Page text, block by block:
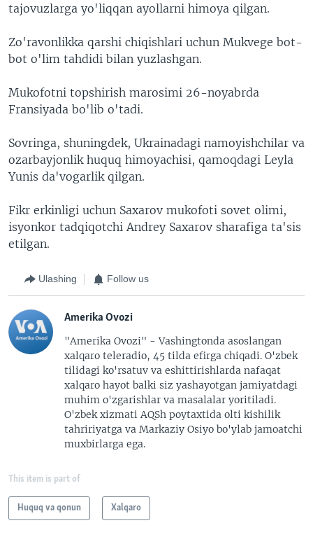
tajovuzlarga yo'liqqan ayollarni himoya qilgan.
Zo'ravonlikka qarshi chiqishlari uchun Mukvege bot-
bot o'lim tahdidi bilan yuzlashgan.
Mukofotni topshirish marosimi 26-noyabrda
Fransiyada bo'lib o'tadi.
Sovringa, shuningdek, Ukrainadagi namoyishchilar va
ozarbayjonlik huquq himoyachisi, qamoqdagi Leyla
Yunis da'vogarlik qilgan.
Fikr erkinligi uchun Saxarov mukofoti sovet olimi,
isyonkor tadqiqotchi Andrey Saxarov sharafiga ta'sis
etilgan.
Ulashing Follow us
Amerika Ovozi
"Amerika Ovozi" - Vashingtonda asoslangan
xalqaro teleradio, 45 tilda efirga chiqadi. O'zbek
tilidagi ko'rsatuv va eshittirishlarda nafaqat
xalqaro hayot balki siz yashayotgan jamiyatdagi
muhim o'zgarishlar va masalalar yoritiladi.
O'zbek xizmati AQSh poytaxtida olti kishilik
tahririyatga va Markaziy Osiyo bo'ylab jamoatchi
muxbirlarga ega.
This item is part of
Huquq va qonun Xalqaro